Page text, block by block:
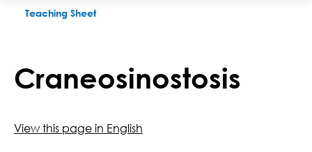
Teaching Sheet
Craneosinostosis
View this page in English